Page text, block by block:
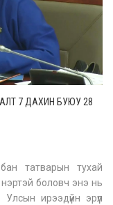
7 ДАХИН БУЮУ 28
татварын тухай
боловч энэ нь
ирээдүйн эрүүл